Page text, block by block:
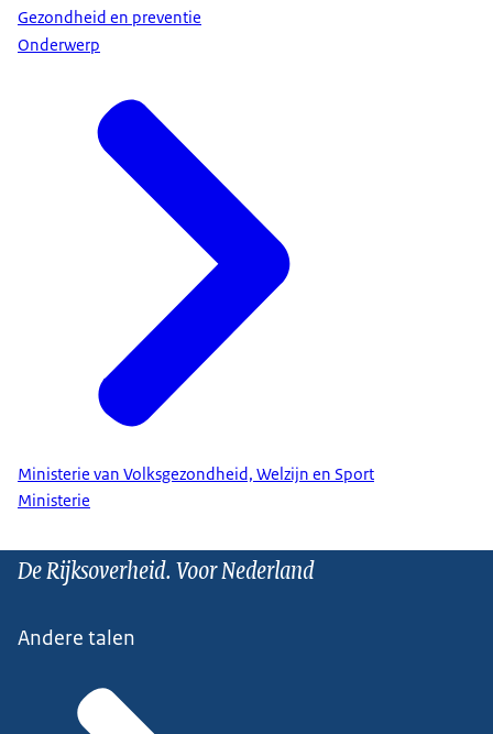
Gezondheid en preventie
Onderwerp
Ministerie van Volksgezondheid, Welzijn en Sport
Ministerie
De Rijksoverheid. Voor Nederland
Andere talen